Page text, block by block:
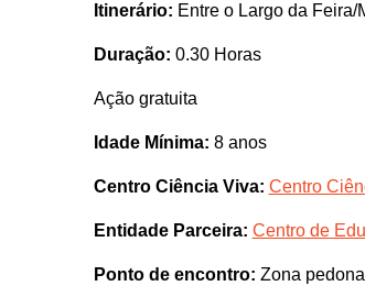
Itinerário: Entre o Largo da
Duração: 0.30 Horas
Ação gratuita
Idade Mínima: 8 anos
Centro Ciência Viva: Centro
Entidade Parceira: Centro de
Ponto de encontro: Zona